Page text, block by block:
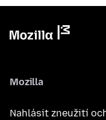
Mozilla
Nahlásit zneužití